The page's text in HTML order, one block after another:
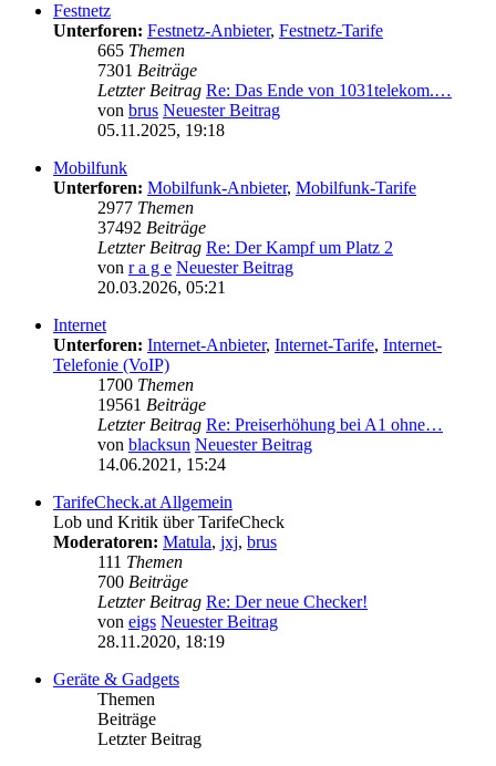
Festnetz
Unterforen: Festnetz-Anbieter, Festnetz-Tarife
665 Themen
7301 Beiträge
Letzter Beitrag Re: Das Ende von 1031telekom.…
von brus Neuester Beitrag
05.11.2025, 19:18
Mobilfunk
Unterforen: Mobilfunk-Anbieter, Mobilfunk-Tarife
2977 Themen
37492 Beiträge
Letzter Beitrag Re: Der Kampf um Platz 2
von r a g e Neuester Beitrag
20.03.2026, 05:21
Internet
Unterforen: Internet-Anbieter, Internet-Tarife, Internet-
Telefonie (VoIP)
1700 Themen
19561 Beiträge
Letzter Beitrag Re: Preiserhöhung bei A1 ohne…
von blacksun Neuester Beitrag
14.06.2021, 15:24
TarifeCheck.at Allgemein
Lob und Kritik über TarifeCheck
Moderatoren: Matula, jxj, brus
111 Themen
700 Beiträge
Letzter Beitrag Re: Der neue Checker!
von eigs Neuester Beitrag
28.11.2020, 18:19
Geräte & Gadgets
Themen
Beiträge
Letzter Beitrag